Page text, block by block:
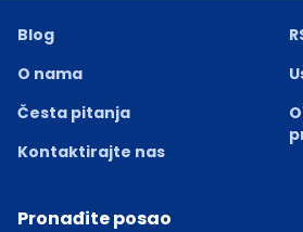
Blog
O nama
Česta pitanja
Kontaktirajte nas
Pronađite posao